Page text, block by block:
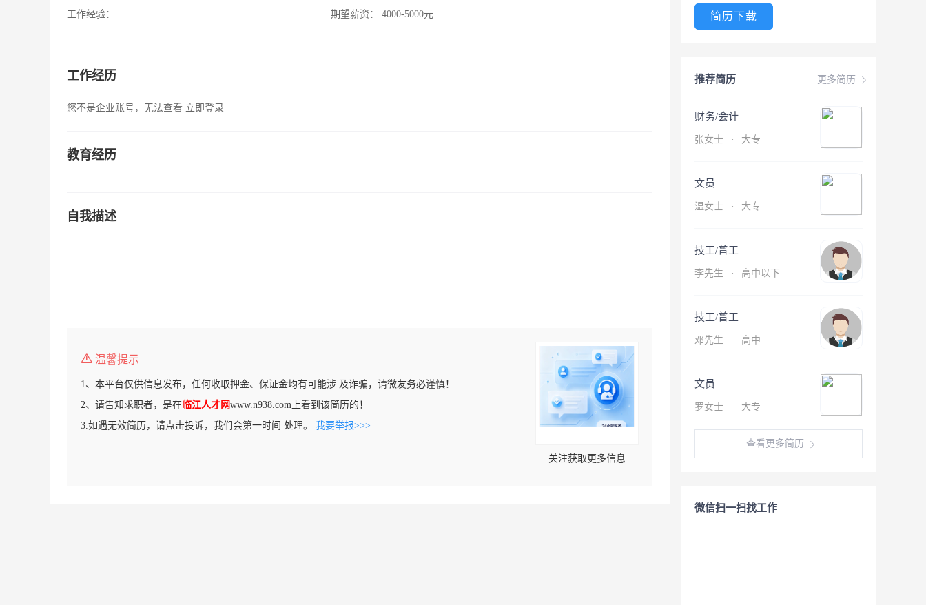
工作经验：
期望薪资：
4000-5000元
工作经历
您不是企业账号，无法查看 立即登录
教育经历
自我描述
温馨提示
1、本平台仅供信息发布，任何收取押金、保证金均有可能涉 及诈骗，请微友务必谨慎！
2、请告知求职者，是在 临江人才网www.n938.com上看到该简历的！
3.如遇无效简历，请点击投诉，我们会第一时间 处理。 我要举报>>>
关注获取更多信息
简历下载
更多简历
推荐简历
财务/会计
张女士 · 大专
文员
温女士 · 大专
技工/普工
李先生 · 高中以下
技工/普工
邓先生 · 高中
文员
罗女士 · 大专
查看更多简历
微信扫一扫找工作